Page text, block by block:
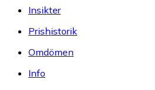
Insikter
Prishistorik
Omdömen
Info